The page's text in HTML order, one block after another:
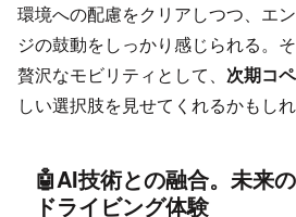
環境への配慮をクリアしつつ、エ
ジの鼓動をしっかり感じられる。
贅沢なモビリティとして、 次期コ
しい選択肢を見せてくれるかもしれ
🤖AI技術との融合。未来
ドライビング体験